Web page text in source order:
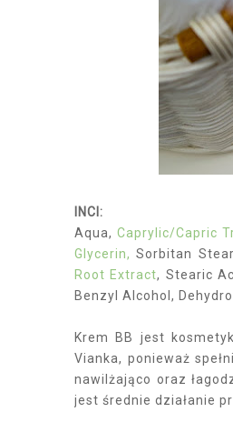
INCI:
Aqua, Caprylic/Capric
Glycerin, Sorbitan
Root Extract, Stearic
Benzyl Alcohol,
Krem BB jest
Vianka, ponieważ
nawilżająco oraz
jest średnie działanie